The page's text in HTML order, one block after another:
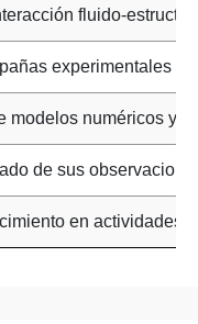
fluido-
experimentales y
modelos numéricos y
de sus
en actividades